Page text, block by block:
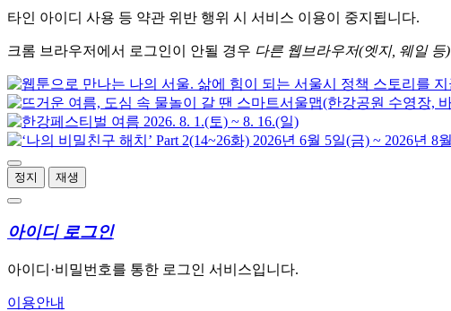
타인 아이디 사용 등 약관 위반 행위 시 서비스 이용이 중지됩니다.
크롬 브라우저에서 로그인이 안될 경우 다른 웹브라우저(엣지, 웨일 등)
정지 재생
아이디 로그인
아이디·비밀번호를 통한 로그인 서비스입니다.
이용안내